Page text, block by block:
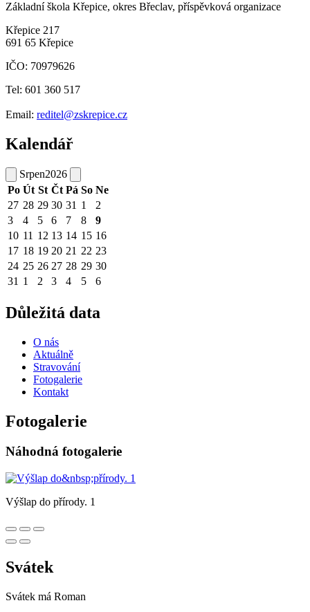
Základní škola Křepice, okres Břeclav, příspěvková organizace
Křepice 217
691 65 Křepice
IČO: 70979626
Tel: 601 360 517
Email: reditel@zskrepice.cz
Kalendář
Srpen2026
Po Út St Čt Pá So Ne
27 28 29 30 31 1
2
3
4 5 6 7 8
9
10 11 12 13 14 15 16
17 18 19 20 21 22 23
24 25 26 27 28 29 30
31 1 2 3 4 5 6
Důležitá data
O nás
Aktuálně
Stravování
Fotogalerie
Kontakt
Fotogalerie
Náhodná fotogalerie
Výšlap do přírody. 1
Svátek
Svátek má Roman